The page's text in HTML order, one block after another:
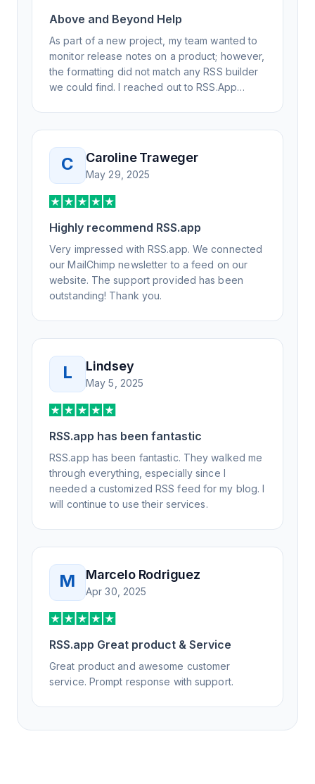
Above and Beyond Help
As part of a new project, my team wanted to
monitor release notes on a product; however,
the formatting did not match any RSS builder
we could find. I reached out to RSS.App
day, but I spoke to someone who was
knowledgeable, kind, and clearly wanted to
understand the issue. It has been a few
weeks, but after many revisions and direct
support, all of my release notes are in a way
that my users understand and find value in.
Honestly, it has been an exceptional
know to RSS.app for their RSS needs.
C Caroline Traweger
May 29, 2025
Highly recommend RSS.app
Very impressed with RSS.app. We connected
our MailChimp newsletter to a feed on our
website. The support provided has been
outstanding! Thank you.
L Lindsey
May 5, 2025
RSS.app has been fantastic
RSS.app has been fantastic. They walked me
through everything, especially since I
needed a customized RSS feed for my blog. I
will continue to use their services.
M Marcelo Rodriguez
Apr 30, 2025
RSS.app Great product & Service
Great product and awesome customer
service. Prompt response with support.